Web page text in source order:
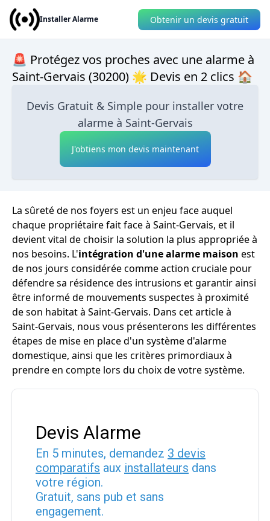
Installer Alarme Obtenir un devis gratuit
🚨 Protégez vos proches avec une alarme à
Saint-Gervais (30200) 🌟 Devis en 2 clics 🏠
Devis Gratuit & Simple pour installer votre
alarme à Saint-Gervais
J'obtiens mon devis maintenant
La sûreté de nos foyers est un enjeu face auquel
chaque propriétaire fait face à Saint-Gervais, et il
devient vital de choisir la solution la plus appropriée à
nos besoins. L'intégration d'une alarme maison est
de nos jours considérée comme action cruciale pour
défendre sa résidence des intrusions et garantir ainsi
être informé de mouvements suspectes à proximité
de son habitat à Saint-Gervais. Dans cet article à
Saint-Gervais, nous vous présenterons les différentes
étapes de mise en place d'un système d'alarme
domestique, ainsi que les critères primordiaux à
prendre en compte lors du choix de votre système.
Devis Alarme
En 5 minutes, demandez 3 devis
comparatifs aux installateurs dans
votre région.
Gratuit, sans pub et sans
engagement.